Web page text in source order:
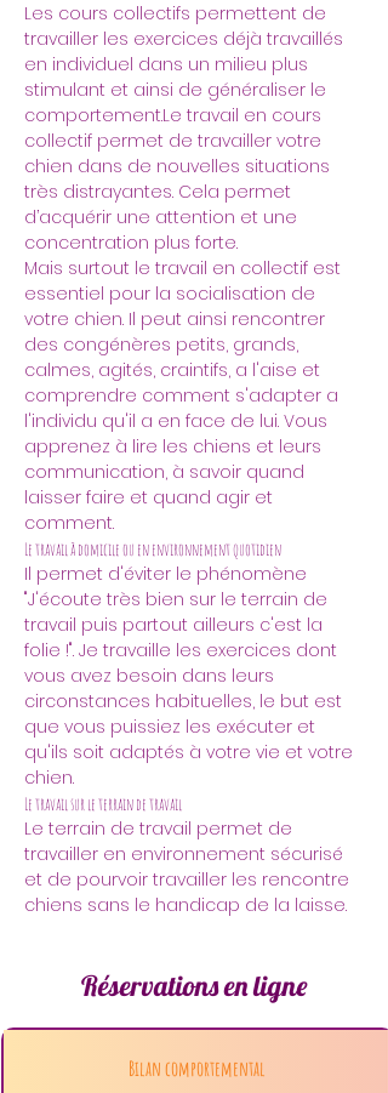
Les cours collectifs permettent de
travailler les exercices déjà travaillés
en individuel dans un milieu plus
stimulant et ainsi de généraliser le
comportement.Le travail en cours
collectif permet de travailler votre
chien dans de nouvelles situations
très distrayantes. Cela permet
d’acquérir une attention et une
concentration plus forte.
Mais surtout le travail en collectif est
essentiel pour la socialisation de
votre chien. Il peut ainsi rencontrer
des congénères petits, grands,
calmes, agités, craintifs, a l'aise et
comprendre comment s'adapter a
l'individu qu'il a en face de lui. Vous
apprenez à lire les chiens et leurs
communication, à savoir quand
laisser faire et quand agir et
comment.
Le travail à domicile ou en environnement quotidien
Il permet d'éviter le phénomène
"J'écoute très bien sur le terrain de
travail puis partout ailleurs c'est la
folie !". Je travaille les exercices dont
vous avez besoin dans leurs
circonstances habituelles, le but est
que vous puissiez les exécuter et
qu'ils soit adaptés à votre vie et votre
chien.
Le travail sur le terrain de travail
Le terrain de travail permet de
travailler en environnement sécurisé
et de pourvoir travailler les rencontre
chiens sans le handicap de la laisse.
Réservations en ligne
Bilan comportemental